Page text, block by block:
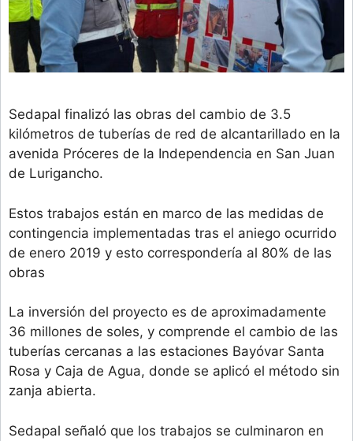
Sedapal finalizó las obras del cambio de 3.5
kilómetros de tuberías de red de alcantarillado en la
avenida Próceres de la Independencia en San Juan
de Lurigancho.
Estos trabajos están en marco de las medidas de
contingencia implementadas tras el aniego ocurrido
de enero 2019 y esto correspondería al 80% de las
obras
La inversión del proyecto es de aproximadamente
36 millones de soles, y comprende el cambio de las
tuberías cercanas a las estaciones Bayóvar Santa
Rosa y Caja de Agua, donde se aplicó el método sin
zanja abierta.
Sedapal señaló que los trabajos se culminaron en